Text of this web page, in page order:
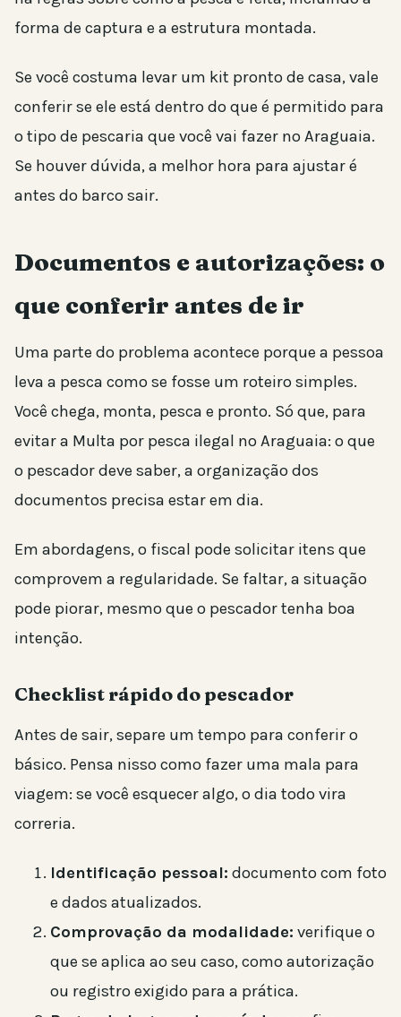
forma de captura e a estrutura montada.
Se você costuma levar um kit pronto de casa, vale
conferir se ele está dentro do que é permitido para
o tipo de pescaria que você vai fazer no Araguaia.
Se houver dúvida, a melhor hora para ajustar é
antes do barco sair.
Documentos e autorizações: o
que conferir antes de ir
Uma parte do problema acontece porque a pessoa
leva a pesca como se fosse um roteiro simples.
Você chega, monta, pesca e pronto. Só que, para
evitar a Multa por pesca ilegal no Araguaia: o que
o pescador deve saber, a organização dos
documentos precisa estar em dia.
Em abordagens, o fiscal pode solicitar itens que
comprovem a regularidade. Se faltar, a situação
pode piorar, mesmo que o pescador tenha boa
intenção.
Checklist rápido do pescador
Antes de sair, separe um tempo para conferir o
básico. Pensa nisso como fazer uma mala para
viagem: se você esquecer algo, o dia todo vira
correria.
Identificação pessoal: documento com foto
e dados atualizados.
Comprovação da modalidade: verifique o
que se aplica ao seu caso, como autorização
ou registro exigido para a prática.